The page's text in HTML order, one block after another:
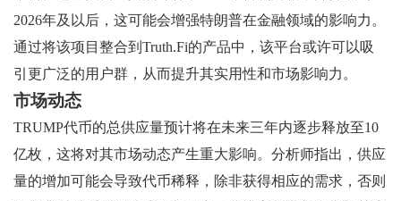
2026年及以后，这可能会增强特朗普在金融领域的影响力。
通过将该项目整合到Truth.Fi的产品中，该平台或许可以吸
引更广泛的用户群，从而提升其实用性和市场影响力。
市场动态
TRUMP代币的总供应量预计将在未来三年内逐步释放至10
亿枚，这将对其市场动态产生重大影响。分析师指出，供应
量的增加可能会导致代币稀释，除非获得相应的需求，否则